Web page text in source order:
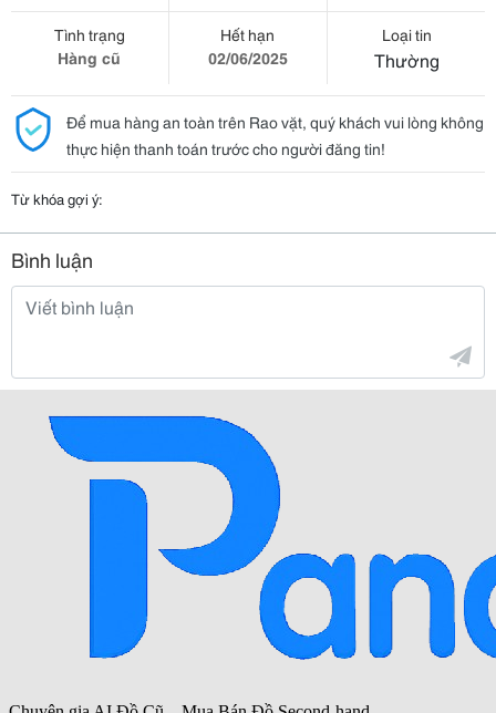
Tình trạng
Hàng cũ
Hết hạn
02/06/2025
Loại tin
Thường
Để mua hàng an toàn trên Rao vặt, quý khách vui lòng không
thực hiện thanh toán trước cho người đăng tin!
Từ khóa gợi ý:
Bình luận